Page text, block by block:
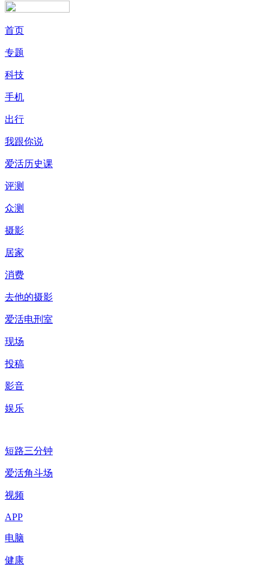
首页
专题
科技
手机
出行
我跟你说
爱活历史课
评测
众测
摄影
居家
消费
去他的摄影
爱活电刑室
现场
投稿
影音
娱乐
短路三分钟
爱活角斗场
视频
APP
电脑
健康